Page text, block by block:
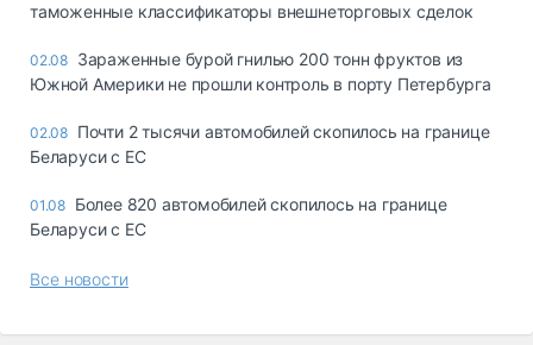
таможенные классификаторы внешнеторговых сделок
02.08 Зараженные бурой гнилью 200 тонн фруктов из
Южной Америки не прошли контроль в порту Петербурга
02.08 Почти 2 тысячи автомобилей скопилось на границе
Беларуси с ЕС
01.08 Более 820 автомобилей скопилось на границе
Беларуси с ЕС
Все новости